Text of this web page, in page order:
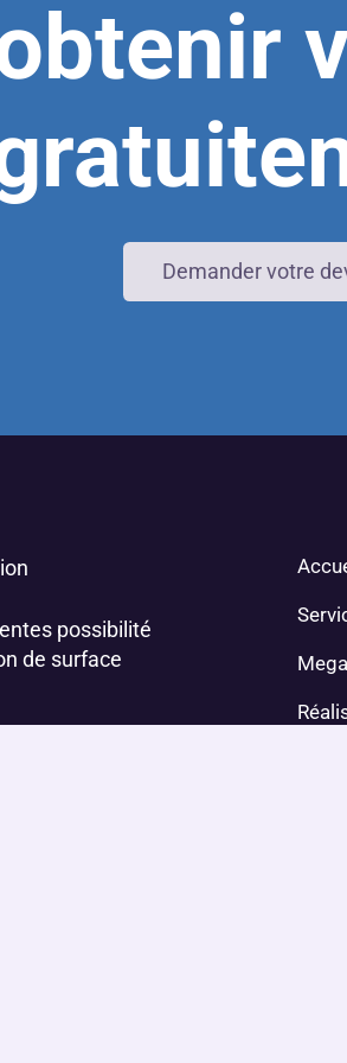
Demander votre
possibilité
de surface